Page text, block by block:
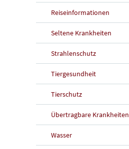
Reiseinformationen
Seltene Krankheiten
Strahlenschutz
Tiergesundheit
Tierschutz
Übertragbare Krankheiten
Wasser